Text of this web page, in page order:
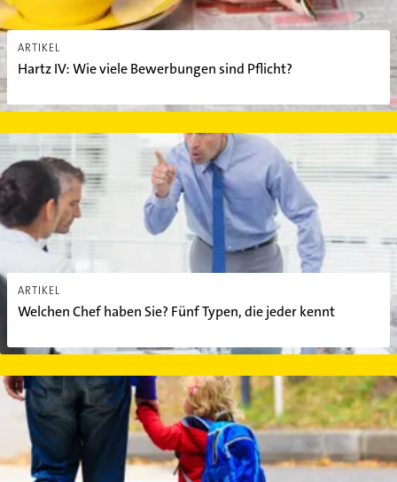
ARTIKEL
Hartz IV: Wie viele Bewerbungen sind Pflicht?
ARTIKEL
Welchen Chef haben Sie? Fünf Typen, die jeder kennt
Welchen Chef haben Sie? Fünf Typen, die jeder kennt
Auch Alleinerziehende müssen Schichtdienst leisten